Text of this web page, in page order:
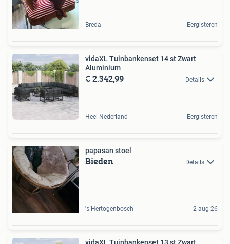
Breda Eergisteren
vidaXL Tuinbankenset 14 st Zwart
Aluminium
€ 2.342,99 Details
Heel Nederland Eergisteren
papasan stoel
Bieden Details
's-Hertogenbosch 2 aug 26
vidaXL Tuinbankenset 13 st Zwart